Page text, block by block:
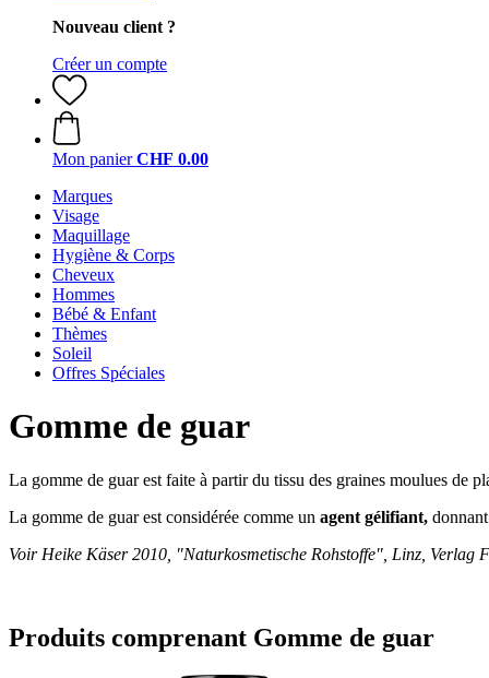
Nouveau client ?
Créer un compte
Mon panier CHF 0.00
Marques
Visage
Maquillage
Hygiène & Corps
Cheveux
Hommes
Bébé & Enfant
Thèmes
Soleil
Offres Spéciales
Gomme de guar
La gomme de guar est faite à partir du tissu des graines moulues de
La gomme de guar est considérée comme un agent gélifiant,
Voir Heike Käser 2010, "Naturkosmetische Rohstoffe", Linz, Verlag
Produits comprenant Gomme de guar